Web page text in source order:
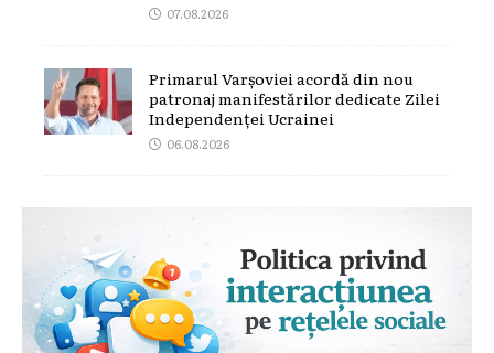
07.08.2026
Primarul Varșoviei acordă din nou
patronaj manifestărilor dedicate Zilei
Independenței Ucrainei
06.08.2026